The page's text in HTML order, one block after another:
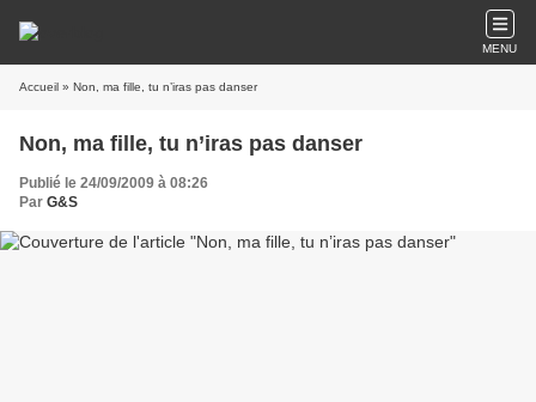
MENU
Accueil » Non, ma fille, tu n’iras pas danser
Non, ma fille, tu n’iras pas danser
Publié le 24/09/2009 à 08:26
Par G&S